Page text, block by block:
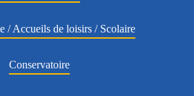
/ Accueils de loisirs / Scolaire
Conservatoire